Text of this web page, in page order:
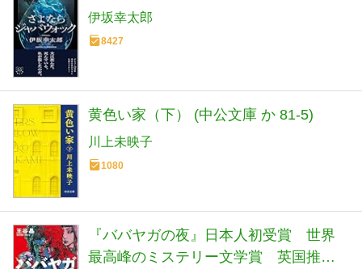
伊坂幸太郎
8427
黄色い家（下） (中公文庫 か 81-5)
川上未映子
1080
『ババヤガの夜』日本人初受賞 世界
最高峰のミステリー文学賞 英国推理